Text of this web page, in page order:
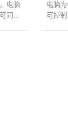
电脑
同步
电脑
可控